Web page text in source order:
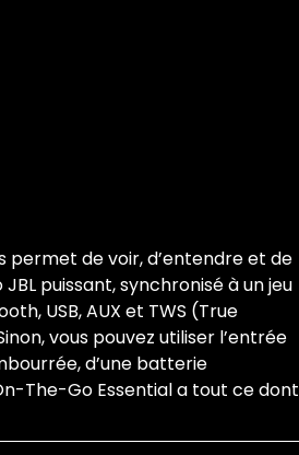
permet de voir, d’entendre et de
puissant, synchronisé à un jeu
USB, AUX et TWS (True
vous pouvez utiliser l’entrée
d’une batterie
The-Go Essential a tout ce dont